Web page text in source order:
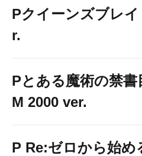
Pクイーンズブレ
r.
Pとある魔術の禁
M 2000 ver.
P Re:ゼロから始め